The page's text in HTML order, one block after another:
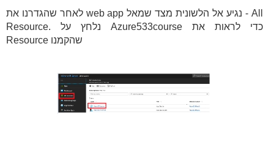
לאחר שהגדרנו את web app נגיע אל הלשונית מצד שמאל - All
Resource. נלחץ על Azure533course כדי לראות את
Resource שהקמנו